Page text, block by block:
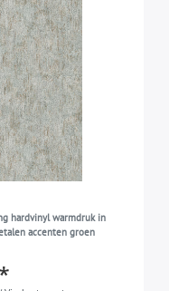
hardvinyl warmdruk in
accenten groen